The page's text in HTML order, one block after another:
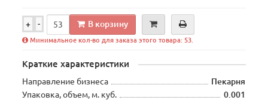
+ - В корзину
Минимальное кол-во для заказа этого товара: 53.
Краткие характеристики
Направление бизнеса
Пекарня
Упаковка, объем, м. куб.
0.001